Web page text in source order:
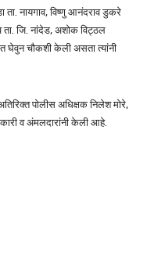
ता. नायगाव, विष्णु आनंदराव डुकरे
ता. जि. नांदेड, अशोक विट्ठल
घेवुन चौकशी केली असता त्यांनी
पोलीस अधिक्षक निलेश मोरे,
व अंमलदारांनी केली आहे.